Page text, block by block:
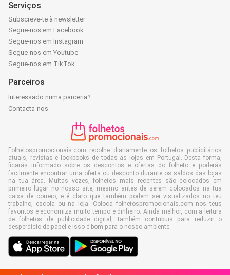
Serviços
Subscreve-te à newsletter
Segue-nos em Facebook
Segue-nos em Instagram
Segue-nos em Youtube
Segue-nos em TikTok
Parceiros
Interessado numa parceria?
Contacta-nos
Folhetospromocionais.com recolhe diariamente os folhetos publicitários
atuais, revistas e lookbooks de todas as lojas em Portugal. Desta forma,
ficarás informado sobre os descontos e ofertas do folheto e poderás
facilmente encontrar uma oferta ou desconto durante os saldos das lojas
na tua área. Muitas vezes, folhetos mais recentes são colocados em
primeiro lugar no nosso site, mesmo antes de serem colocados na tua
caixa de correio, e é claro que também podem ser visualizados no teu
trabalho, escola ou na loja. Coloca folhetospromocionais.com nos teus
favoritos e economiza muito tempo e dinheiro. Ainda melhor, com a leitura
de folhetos de publicidade digital, também contribuis para reduzir o
desperdício de papel e isso é bom para o nosso ambiente.